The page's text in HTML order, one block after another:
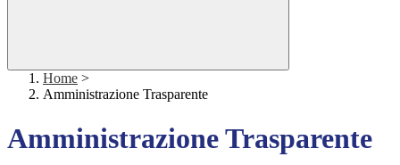
Home >
Amministrazione Trasparente
Amministrazione Trasparente